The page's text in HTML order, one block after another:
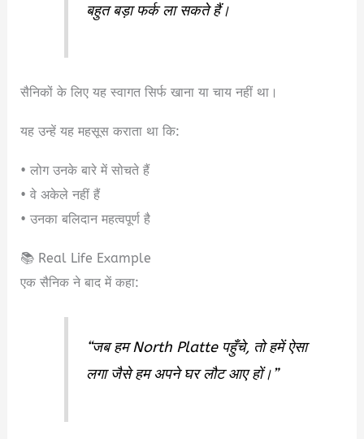
बहुत बड़ा फर्क ला सकते हैं।
सैनिकों के लिए यह स्वागत सिर्फ खाना या चाय नहीं था।
यह उन्हें यह महसूस कराता था कि:
• लोग उनके बारे में सोचते हैं
• वे अकेले नहीं हैं
• उनका बलिदान महत्वपूर्ण है
📚 Real Life Example
एक सैनिक ने बाद में कहा:
“जब हम North Platte पहुँचे, तो हमें ऐसा
लगा जैसे हम अपने घर लौट आए हों।”